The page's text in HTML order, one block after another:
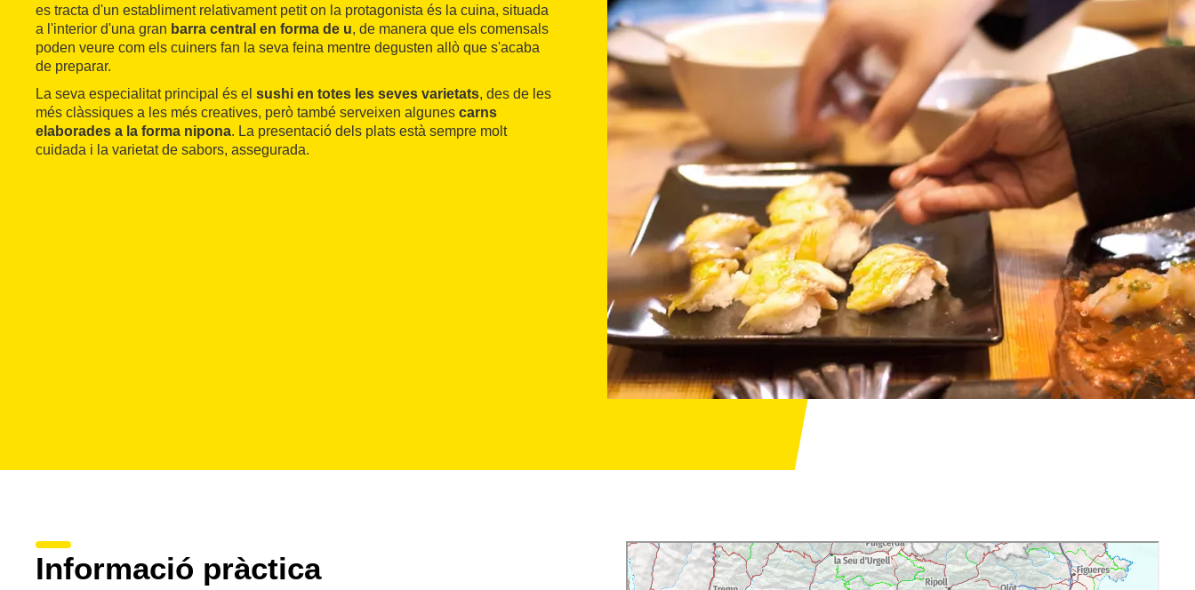
es tracta d'un establiment relativament petit on la protagonista és la cuina, situada
a l'interior d'una gran barra central en forma de u, de manera que els comensals
poden veure com els cuiners fan la seva feina mentre degusten allò que s'acaba
de preparar.
La seva especialitat principal és el sushi en totes les seves varietats, des de les
més clàssiques a les més creatives, però també serveixen algunes carns
elaborades a la forma nipona. La presentació dels plats està sempre molt
cuidada i la varietat de sabors, assegurada.
Informació pràctica